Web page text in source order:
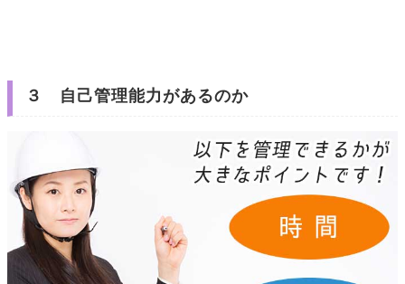
３ 自己管理能力があるのか